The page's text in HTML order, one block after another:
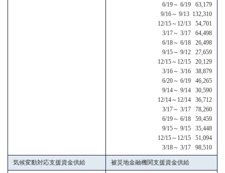
6/19～ 6/19 63,179
9/16～ 9/13 132,310
12/15～12/13 54,701
3/17～ 3/17 64,498
6/18～ 6/18 26,498
9/15～ 9/12 27,659
12/15～12/15 20,129
3/16～ 3/16 38,879
6/20～ 6/19 46,265
9/14～ 9/14 30,590
12/14～12/14 36,712
3/17～ 3/17 78,260
6/19～ 6/18 59,459
9/15～ 9/15 35,448
12/15～12/15 51,094
3/18～ 3/17 98,510
気候変動対応支援資金供給 被災地金融機関支援資金供給